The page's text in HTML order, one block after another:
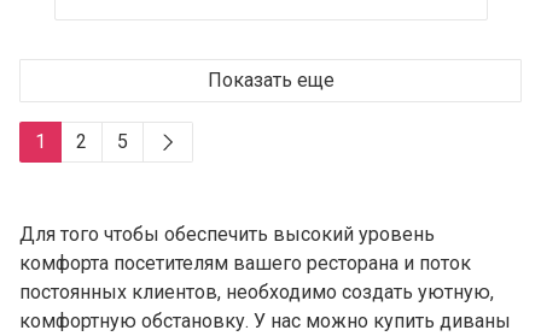
Показать еще
1 2 5
Для того чтобы обеспечить высокий уровень
комфорта посетителям вашего ресторана и поток
постоянных клиентов, необходимо создать уютную,
комфортную обстановку. У нас можно купить диваны